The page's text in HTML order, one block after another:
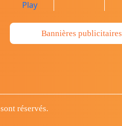
Bannières publicitaires
réservés.